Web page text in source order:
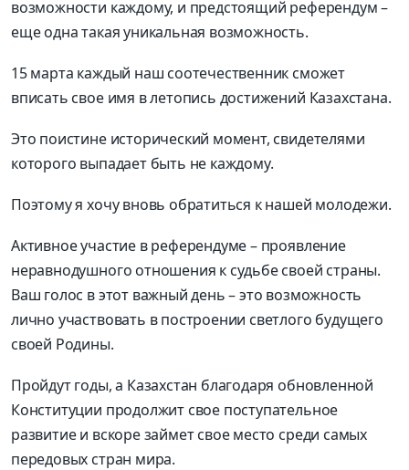
возможности каждому, и предстоящий референдум –
еще одна такая уникальная возможность.
15 марта каждый наш соотечественник сможет
вписать свое имя в летопись достижений Казахстана.
Это поистине исторический момент, свидетелями
которого выпадает быть не каждому.
Поэтому я хочу вновь обратиться к нашей молодежи.
Активное участие в референдуме – проявление
неравнодушного отношения к судьбе своей страны.
Ваш голос в этот важный день – это возможность
лично участвовать в построении светлого будущего
своей Родины.
Пройдут годы, а Казахстан благодаря обновленной
Конституции продолжит свое поступательное
развитие и вскоре займет свое место среди самых
передовых стран мира.